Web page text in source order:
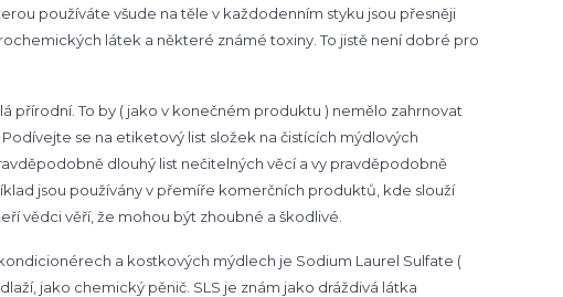
používáte všude na těle v každodenním styku jsou přesněji
látek a některé známé toxiny. To jistě není dobré pro
přírodní. To by ( jako v konečném produktu ) nemělo zahrnovat
se na etiketový list složek na čistících mýdlových
dlouhý list nečitelných věcí a vy pravděpodobně
jsou používány v přemíře komerčních produktů, kde slouží
vědci věří, že mohou být zhoubné a škodlivé.
a kostkových mýdlech je Sodium Laurel Sulfate (
jako chemický pěnič. SLS je znám jako dráždivá látka